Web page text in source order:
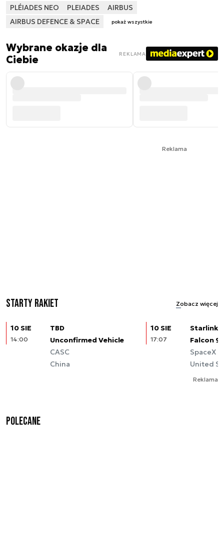
PLÉIADES NEO PLEIADES
AIRBUS
AIRBUS DEFENCE & SPACE
pokaż wszystkie
Wybrane okazje dla
Ciebie
REKLAMA
Reklama
Starty rakiet Zobacz więcej
10 SIE
14:00
TBD
Unconfirmed Vehicle
CASC
China
10 SIE
17:07
Starlink
Falcon 9
SpaceX
United
Reklama
Polecane